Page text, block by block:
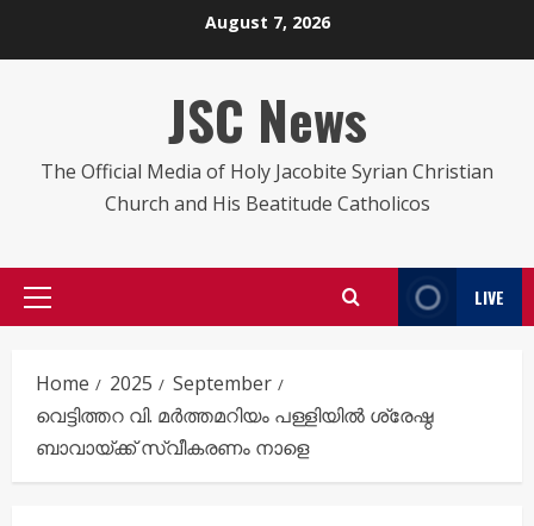
August 7, 2026
JSC News
The Official Media of Holy Jacobite Syrian Christian
Church and His Beatitude Catholicos
Primary
LIVE
Home 2025
September
വെട്ടിത്തറ വി. മർത്തമറിയം പള്ളിയിൽ ശ്രേഷ്ഠ
ബാവായ്ക്ക് സ്വീകരണം നാളെ